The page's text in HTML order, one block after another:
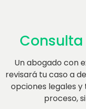
Un abogado con
revisará tu caso a
opciones legales
proceso,